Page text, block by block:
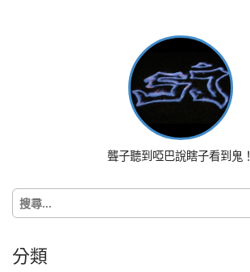
聾子聽到啞巴說瞎子看到鬼！
搜
尋
字:
分類